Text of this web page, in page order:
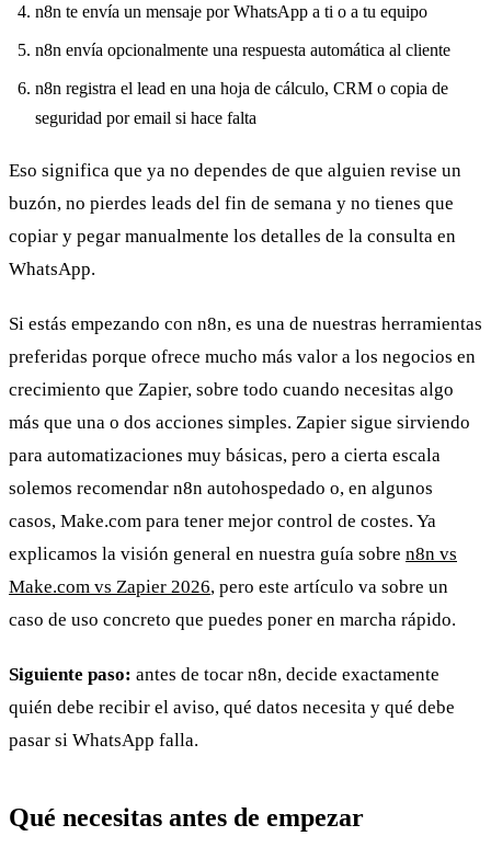
n8n te envía un mensaje por WhatsApp a ti o a tu equipo
n8n envía opcionalmente una respuesta automática al cliente
n8n registra el lead en una hoja de cálculo, CRM o copia de
seguridad por email si hace falta
Eso significa que ya no dependes de que alguien revise un
buzón, no pierdes leads del fin de semana y no tienes que
copiar y pegar manualmente los detalles de la consulta en
WhatsApp.
Si estás empezando con n8n, es una de nuestras herramientas
preferidas porque ofrece mucho más valor a los negocios en
crecimiento que Zapier, sobre todo cuando necesitas algo
más que una o dos acciones simples. Zapier sigue sirviendo
para automatizaciones muy básicas, pero a cierta escala
solemos recomendar n8n autohospedado o, en algunos
casos, Make.com para tener mejor control de costes. Ya
explicamos la visión general en nuestra guía sobre n8n vs
Make.com vs Zapier 2026, pero este artículo va sobre un
caso de uso concreto que puedes poner en marcha rápido.
Siguiente paso: antes de tocar n8n, decide exactamente
quién debe recibir el aviso, qué datos necesita y qué debe
pasar si WhatsApp falla.
Qué necesitas antes de empezar